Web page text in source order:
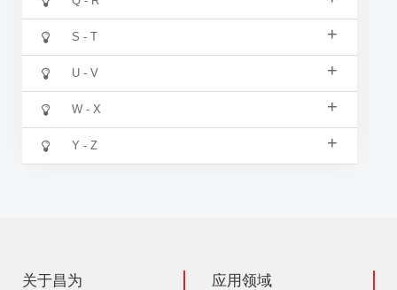
S - T +
U - V +
W - X +
Y - Z +
关于昌为 应用领域